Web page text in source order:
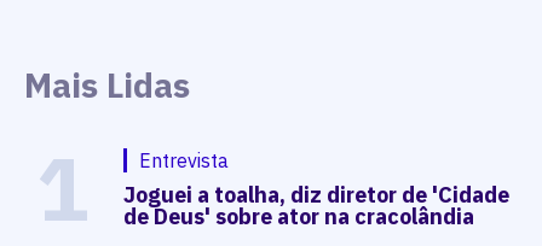
Mais Lidas
1 Entrevista
Joguei a toalha, diz diretor de 'Cidade
de Deus' sobre ator na cracolândia